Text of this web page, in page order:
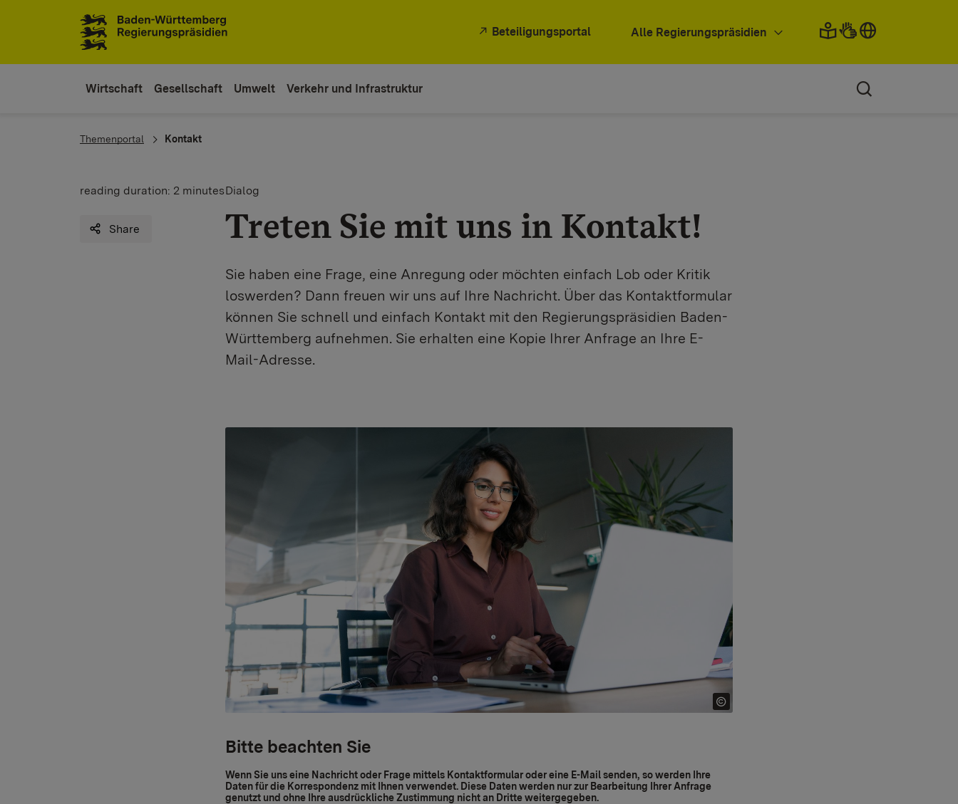
Beteiligungsportal Alle Regierungspräsidien
Wirtschaft Gesellschaft Umwelt Verkehr und Infrastruktur
You are here:
Themenportal Kontakt
reading duration: 2 minutes
Share
Dialog
Treten Sie mit uns in Kontakt!
Sie haben eine Frage, eine Anregung oder möchten einfach Lob oder Kritik
loswerden? Dann freuen wir uns auf Ihre Nachricht. Über das Kontaktformular
können Sie schnell und einfach Kontakt mit den Regierungspräsidien Baden-
Württemberg aufnehmen. Sie erhalten eine Kopie Ihrer Anfrage an Ihre E-
Mail-Adresse.
Bitte beachten Sie
Wenn Sie uns eine Nachricht oder Frage mittels Kontaktformular oder eine E-Mail senden, so werden Ihre
Daten für die Korrespondenz mit Ihnen verwendet. Diese Daten werden nur zur Bearbeitung Ihrer Anfrage
genutzt und ohne Ihre ausdrückliche Zustimmung nicht an Dritte weitergegeben.